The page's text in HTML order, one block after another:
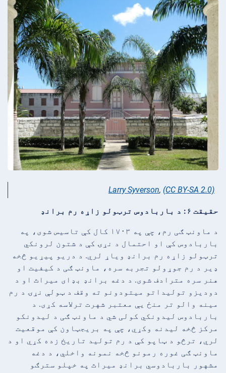
Larry Syverson, (CC BY-SA 2.0)
حقیقت ۶: د باربادوس ترټولو زاړه رم برانډ
د ماونټ ګی رم، چې په ۱۷۰۳ کال کې تاسیس شوی، په
باربادوس کې او احتمال د نړۍ کې د شتون لرونکي
ترټولو زاړه رم برانډ ویاړ لري. د دریو پیړیو څخه
ډیر د رم جوړولو تجربه سره، ماونټ ګی د کیفیت او
هنر سره مترادف شوی. د دغه برانډ بډای میراث او د
دودیزو تولیداتو میتودونو ته وقف د ټولې نړۍ د رم
مینه والو تر منځ یې معتبر شهرت ترلاسه کړی. د
باربادوس لیدونکي کولی شي د ماونټ ګی د لیدونکو
مرکز څخه لیدنه وکړي، چې په بریجټاون کې موقعیت
لري، ترڅو د ټاپو کې د رم تولید تاریخ زده کړي او د
ماونټ ګی غوره رمونو څخه نمونه واخلي، د دغه
مشهور باربادوسي برانډ میراث په خپلو سترګو